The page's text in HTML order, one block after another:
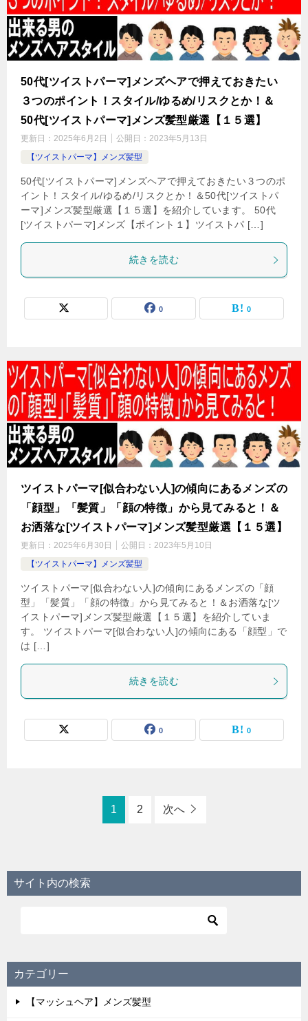
50代[ツイストパーマ]メンズヘアで押えておきたい
３つのポイント！スタイル/ゆるめ/リスクとか！＆
50代[ツイストパーマ]メンズ髪型厳選【１５選】
更新日： 2025年6月2日 公開日： 2023年5月13日
【ツイストパーマ】メンズ髪型
50代[ツイストパーマ]メンズヘアで押えておきたい３つのポ
イント！スタイル/ゆるめ/リスクとか！＆50代[ツイストパ
ーマ]メンズ髪型厳選【１５選】を紹介しています。 50代
[ツイストパーマ]メンズ【ポイント１】ツイストパ […]
続きを読む
0 0
ツイストパーマ[似合わない人]の傾向にあるメンズの
「顔型」「髪質」「顔の特徴」から見てみると！＆
お洒落な[ツイストパーマ]メンズ髪型厳選【１５選】
更新日： 2025年6月30日 公開日： 2023年5月10日
【ツイストパーマ】メンズ髪型
ツイストパーマ[似合わない人]の傾向にあるメンズの「顔
型」「髪質」「顔の特徴」から見てみると！＆お洒落な[ツ
イストパーマ]メンズ髪型厳選【１５選】を紹介していま
す。 ツイストパーマ[似合わない人]の傾向にある「顔型」で
は […]
続きを読む
0 0
1 2 次へ
サイト内の検索
カテゴリー
【マッシュヘア】メンズ髪型